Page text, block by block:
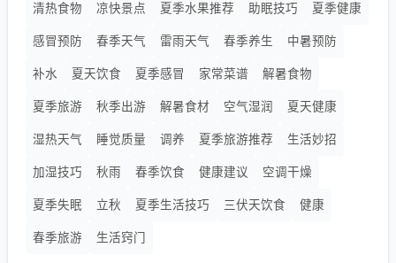
清热食物 凉快景点 夏季水果推荐 助眠技巧 夏季健康
感冒预防 春季天气 雷雨天气 春季养生 中暑预防
补水 夏天饮食 夏季感冒 家常菜谱 解暑食物
夏季旅游 秋季出游 解暑食材 空气湿润 夏天健康
湿热天气 睡觉质量 调养 夏季旅游推荐 生活妙招
加湿技巧 秋雨 春季饮食 健康建议 空调干燥
夏季失眠 立秋 夏季生活技巧 三伏天饮食 健康
春季旅游 生活窍门